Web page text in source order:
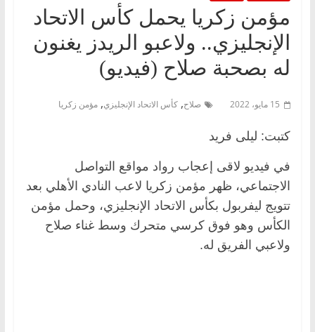
مؤمن زكريا يحمل كأس الاتحاد
الإنجليزي.. ولاعبو الريدز يغنون
له بصحبة صلاح (فيديو)
15 مايو، 2022 صلاح, كأس الاتحاد الإنجليزي, مؤمن زكريا
كتبت: ليلى فريد
في فيديو لاقى إعجاب رواد مواقع التواصل
الاجتماعي، ظهر مؤمن زكريا لاعب النادي الأهلي بعد
تتويج ليفربول بكأس الاتحاد الإنجليزي، وحمل مؤمن
الكأس وهو فوق كرسي متحرك وسط غناء صلاح
ولاعبي الفريق له.